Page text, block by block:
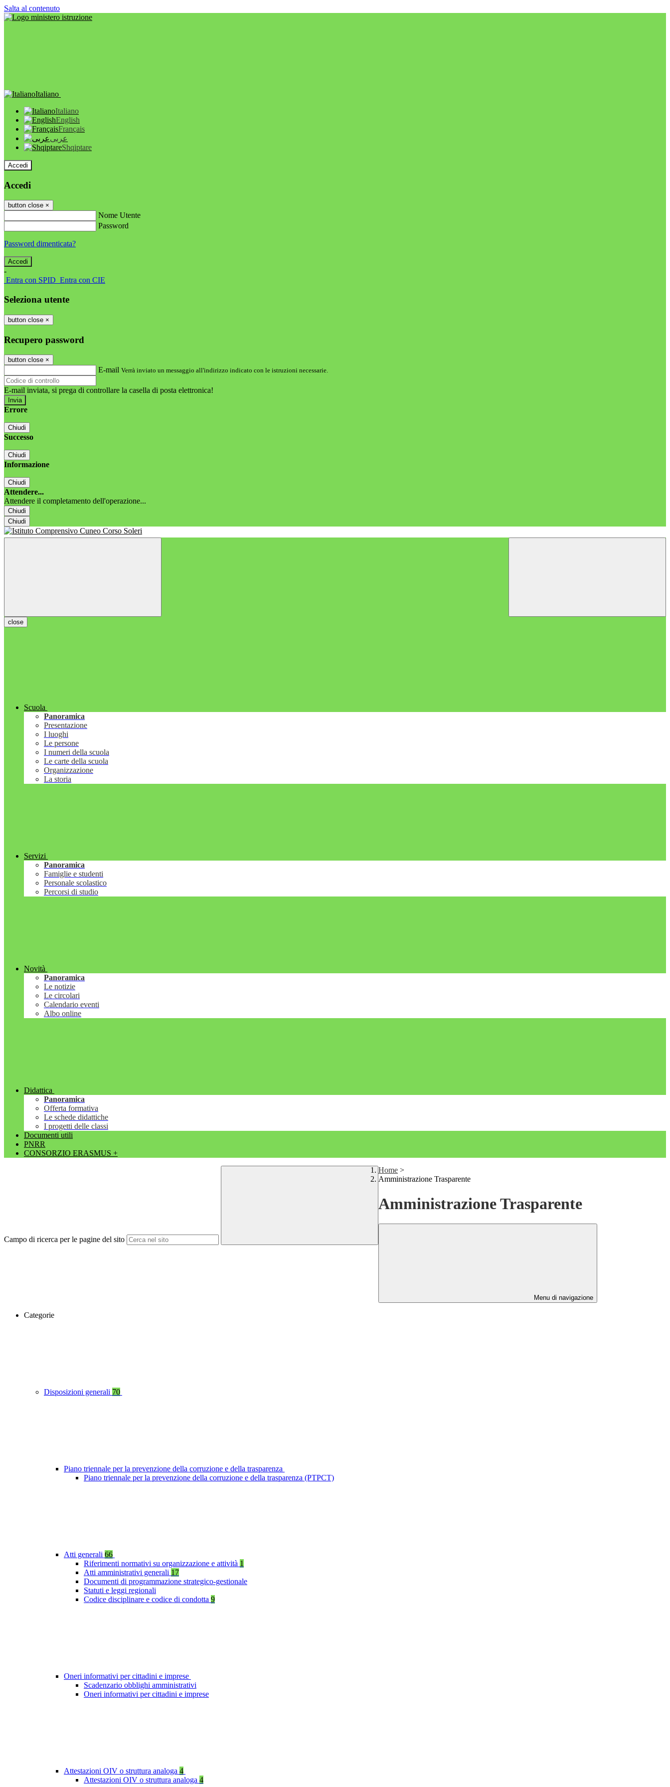
Salta al contenuto
Italiano
Italiano
English
Français
عربى
Shqiptare
Accedi
Accedi
button close ×
Nome Utente
Password
Password dimenticata?
-
Entra con SPID Entra con CIE
Seleziona utente
button close ×
Recupero password
button close ×
E-mail Verrà inviato un messaggio all'indirizzo indicato con le istruzioni necessarie.
E-mail inviata, si prega di controllare la casella di posta elettronica!
Errore
Chiudi
Successo
Chiudi
Informazione
Chiudi
Attendere...
Attendere il completamento dell'operazione...
Chiudi
Chiudi
close
Scuola
Panoramica
Presentazione
I luoghi
Le persone
I numeri della scuola
Le carte della scuola
Organizzazione
La storia
Servizi
Panoramica
Famiglie e studenti
Personale scolastico
Percorsi di studio
Novità
Panoramica
Le notizie
Le circolari
Calendario eventi
Albo online
Didattica
Panoramica
Offerta formativa
Le schede didattiche
I progetti delle classi
Documenti utili
PNRR
CONSORZIO ERASMUS +
Campo di ricerca per le pagine del sito
Home >
Amministrazione Trasparente
Amministrazione Trasparente
Menu di navigazione
Categorie
Disposizioni generali 70
Piano triennale per la prevenzione della corruzione e della trasparenza
Piano triennale per la prevenzione della corruzione e della trasparenza (PTPCT)
Atti generali 66
Riferimenti normativi su organizzazione e attività 1
Atti amministrativi generali 17
Documenti di programmazione strategico-gestionale
Statuti e leggi regionali
Codice disciplinare e codice di condotta 9
Oneri informativi per cittadini e imprese
Scadenzario obblighi amministrativi
Oneri informativi per cittadini e imprese
Attestazioni OIV o struttura analoga 4
Attestazioni OIV o struttura analoga 4